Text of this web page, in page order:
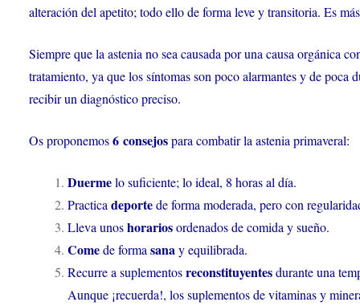
alteración del apetito; todo ello de forma leve y transitoria. Es
Siempre que la astenia no sea causada por una causa orgánica
tratamiento, ya que los síntomas son poco alarmantes y de poca
recibir un diagnóstico preciso.
Os proponemos6 consejospara combatir la astenia primaveral:
Duermelo suficiente; lo ideal, 8 horas al día.
Practica deportede forma moderada, pero con
Lleva unoshorariosordenados de comida y sueño.
Comede forma sanay equilibrada.
Recurre a suplementosreconstituyentesdurante una
Aunque ¡recuerda!, los suplementos de vitaminas y